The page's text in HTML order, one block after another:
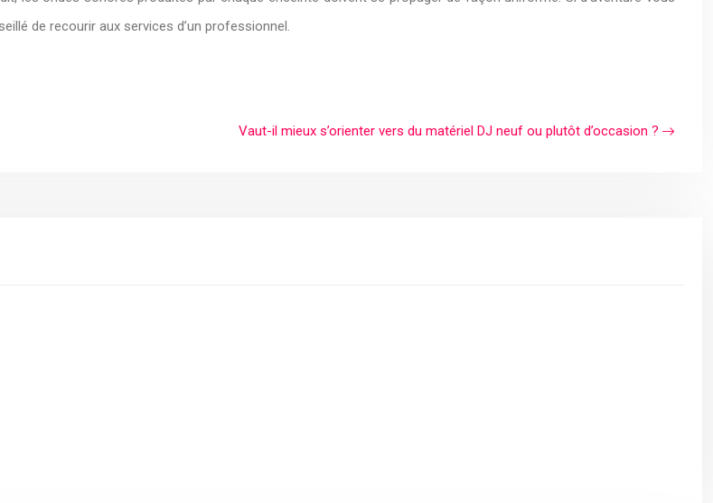
de recourir aux services d’un professionnel.
Vaut-il mieux s’orienter vers du matériel DJ neuf ou plutôt d’occasion ?